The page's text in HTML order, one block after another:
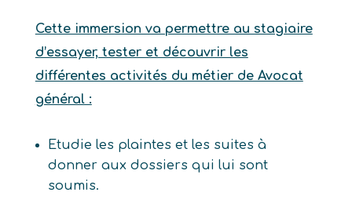
Cette immersion va permettre au stagiaire
d’essayer, tester et découvrir les
différentes activités du métier de Avocat
général :
Etudie les plaintes et les suites à
donner aux dossiers qui lui sont
soumis.